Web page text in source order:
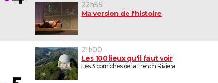
22h55
Ma version de l'histoire
21h00
Les 100 lieux qu'il faut voir
Les 3 corniches de la French Riviera